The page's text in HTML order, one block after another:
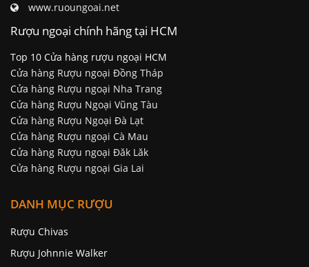
www.ruoungoai.net
Rượu ngoại chính hãng tại HCM
Top 10 Cửa hàng rượu ngoại HCM
Cửa hàng Rượu ngoại Đồng Tháp
Cửa hàng Rượu ngoại Nha Trang
Cửa hàng Rượu Ngoại Vũng Tàu
Cửa hàng Rượu Ngoại Đà Lạt
Cửa hàng Rượu ngoại Cà Mau
Cửa hàng Rượu ngoại Đăk Lăk
Cửa hàng Rượu ngoại Gia Lai
DANH MỤC RƯỢU
Rượu Chivas
Rượu Johnnie Walker